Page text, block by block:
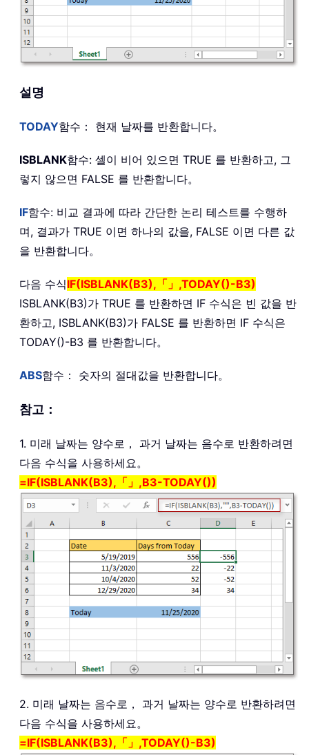
설명
TODAY함수： 현재 날짜를 반환합니다。
ISBLANK함수: 셀이 비어 있으면 TRUE 를 반환하고, 그
렇지 않으면 FALSE 를 반환합니다。
IF함수: 비교 결과에 따라 간단한 논리 테스트를 수행하
며, 결과가 TRUE 이면 하나의 값을, FALSE 이면 다른 값
을 반환합니다。
다음 수식IF(ISBLANK(B3),「」,TODAY()-B3)
ISBLANK(B3)가 TRUE 를 반환하면 IF 수식은 빈 값을 반
환하고, ISBLANK(B3)가 FALSE 를 반환하면 IF 수식은
TODAY()-B3 를 반환합니다。
ABS함수： 숫자의 절대값을 반환합니다。
참고：
1. 미래 날짜는 양수로， 과거 날짜는 음수로 반환하려면
다음 수식을 사용하세요。
=IF(ISBLANK(B3),「」,B3-TODAY())
2. 미래 날짜는 음수로， 과거 날짜는 양수로 반환하려면
다음 수식을 사용하세요。
=IF(ISBLANK(B3),「」,TODAY()-B3)